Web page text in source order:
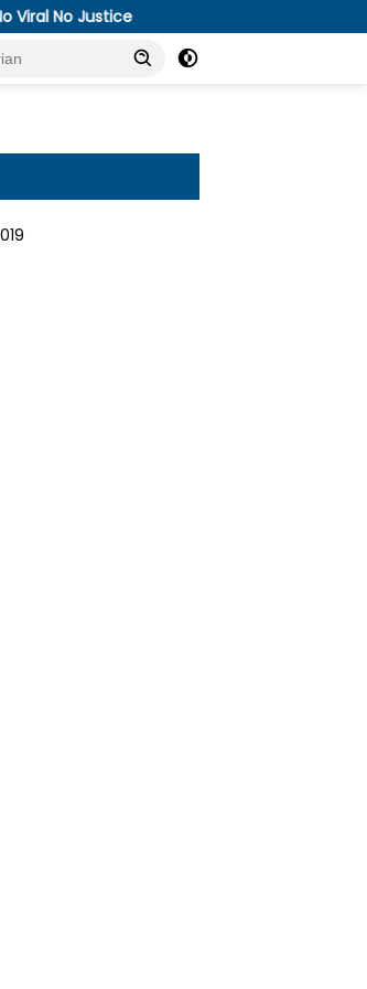
APTI Bakal Somasi dan Gugat KPPU,